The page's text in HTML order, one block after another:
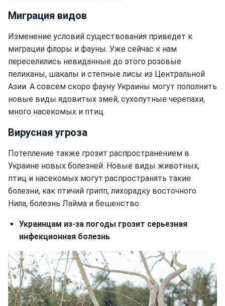
Миграция видов
Изменение условий существования приведет к
миграции флоры и фауны. Уже сейчас к нам
переселились невиданные до этого розовые
пеликаны, шакалы и степные лисы из Центральной
Азии. А совсем скоро фауну Украины могут пополнить
новые виды ядовитых змей, сухопутные черепахи,
много насекомых и птиц.
Вирусная угроза
Потепление также грозит распространением в
Украине новых болезней. Новые виды животных,
птиц и насекомых могут распространять такие
болезни, как птичий грипп, лихорадку восточного
Нила, болезнь Лайма и бешенство.
Украинцам из-за погоды грозит серьезная
инфекционная болезнь